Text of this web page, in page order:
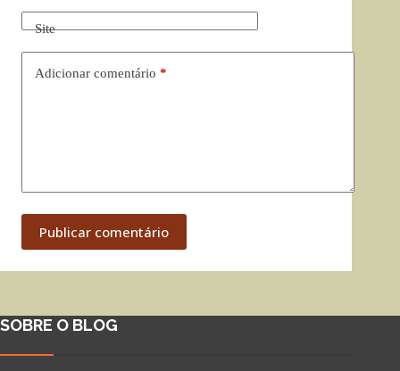
Site
Adicionar comentário *
Publicar comentário
SOBRE O BLOG